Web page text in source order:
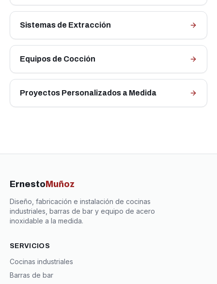
Sistemas de Extracción
Equipos de Cocción
Proyectos Personalizados a Medida
Ernesto Muñoz
Diseño, fabricación e instalación de cocinas
industriales, barras de bar y equipo de acero
inoxidable a la medida.
SERVICIOS
Cocinas industriales
Barras de bar